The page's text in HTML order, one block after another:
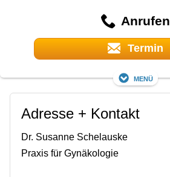
Anrufen
Termin
Menü
Adresse + Kontakt
Dr. Susanne Schelauske
Praxis für Gynäkologie